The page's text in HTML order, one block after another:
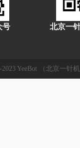
号 北京一
YeeBot （北京一针